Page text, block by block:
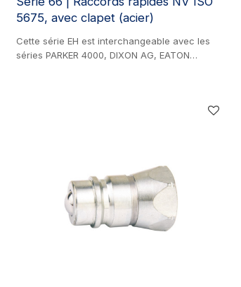
5675, avec clapet (acier)
Cette série EH est interchangeable avec les
séries PARKER 4000, DIXON AG, EATON
zingué, ces raccords offrent une étanchéité
supérieure à celle des vannes à boisseau
sphérique. Conforme à la norme ISO-7241-A
(corps 1/2'' uniquement). Les autres corps sont
interchangeables avec les séries PARKER 4000